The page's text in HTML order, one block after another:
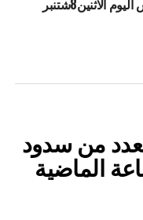
الاثنين8شتنبر
بعدد من سدود